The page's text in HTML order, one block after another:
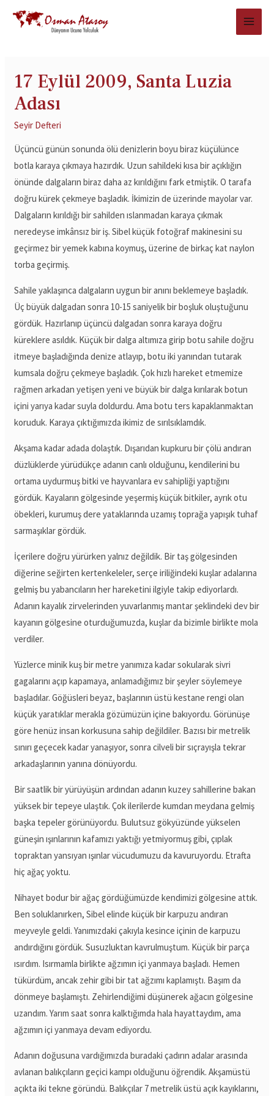
17 Eylül 2009, Santa Luzia
Adası
Seyir Defteri
Üçüncü günün sonunda ölü denizlerin boyu biraz küçülünce
botla karaya çıkmaya hazırdık. Uzun sahildeki kısa bir açıklığın
önünde dalgaların biraz daha az kırıldığını fark etmiştik. O tarafa
doğru kürek çekmeye başladık. İkimizin de üzerinde mayolar var.
Dalgaların kırıldığı bir sahilden ıslanmadan karaya çıkmak
neredeyse imkânsız bir iş. Sibel küçük fotoğraf makinesini su
geçirmez bir yemek kabına koymuş, üzerine de birkaç kat naylon
torba geçirmiş.
Sahile yaklaşınca dalgaların uygun bir anını beklemeye başladık.
Üç büyük dalgadan sonra 10-15 saniyelik bir boşluk oluştuğunu
gördük. Hazırlanıp üçüncü dalgadan sonra karaya doğru
küreklere asıldık. Küçük bir dalga altımıza girip botu sahile doğru
itmeye başladığında denize atlayıp, botu iki yanından tutarak
kumsala doğru çekmeye başladık. Çok hızlı hareket etmemize
rağmen arkadan yetişen yeni ve büyük bir dalga kırılarak botun
içini yarıya kadar suyla doldurdu. Ama botu ters kapaklanmaktan
koruduk. Karaya çıktığımızda ikimiz de sırılsıklamdık.
Akşama kadar adada dolaştık. Dışarıdan kupkuru bir çölü andıran
düzlüklerde yürüdükçe adanın canlı olduğunu, kendilerini bu
ortama uydurmuş bitki ve hayvanlara ev sahipliği yaptığını
gördük. Kayaların gölgesinde yeşermiş küçük bitkiler, ayrık otu
öbekleri, kurumuş dere yataklarında uzamış toprağa yapışık tuhaf
sarmaşıklar gördük.
İçerilere doğru yürürken yalnız değildik. Bir taş gölgesinden
diğerine seğirten kertenkeleler, serçe iriliğindeki kuşlar adalarına
gelmiş bu yabancıların her hareketini ilgiyle takip ediyorlardı.
Adanın kayalık zirvelerinden yuvarlanmış mantar şeklindeki dev bir
kayanın gölgesine oturduğumuzda, kuşlar da bizimle birlikte mola
verdiler.
Yüzlerce minik kuş bir metre yanımıza kadar sokularak sivri
gagalarını açıp kapamaya, anlamadığımız bir şeyler söylemeye
başladılar. Göğüsleri beyaz, başlarının üstü kestane rengi olan
küçük yaratıklar merakla gözümüzün içine bakıyordu. Görünüşe
göre henüz insan korkusuna sahip değildiler. Bazısı bir metrelik
sınırı geçecek kadar yanaşıyor, sonra cilveli bir sıçrayışla tekrar
arkadaşlarının yanına dönüyordu.
Bir saatlik bir yürüyüşün ardından adanın kuzey sahillerine bakan
yüksek bir tepeye ulaştık. Çok ilerilerde kumdan meydana gelmiş
başka tepeler görünüyordu. Bulutsuz gökyüzünde yükselen
güneşin ışınlarının kafamızı yaktığı yetmiyormuş gibi, çıplak
topraktan yansıyan ışınlar vücudumuzu da kavuruyordu. Etrafta
hiç ağaç yoktu.
Nihayet bodur bir ağaç gördüğümüzde kendimizi gölgesine attık.
Ben soluklanırken, Sibel elinde küçük bir karpuzu andıran
meyveyle geldi. Yanımızdaki çakıyla kesince içinin de karpuzu
andırdığını gördük. Susuzluktan kavrulmuştum. Küçük bir parça
ısırdım. Isırmamla birlikte ağzımın içi yanmaya başladı. Hemen
tükürdüm, ancak zehir gibi bir tat ağzımı kaplamıştı. Başım da
dönmeye başlamıştı. Zehirlendiğimi düşünerek ağacın gölgesine
uzandım. Yarım saat sonra kalktığımda hala hayattaydım, ama
ağzımın içi yanmaya devam ediyordu.
Adanın doğusuna vardığımızda buradaki çadırın adalar arasında
avlanan balıkçıların geçici kampı olduğunu öğrendik. Akşamüstü
açıkta iki tekne göründü. Balıkçılar 7 metrelik üstü açık kayıklarını,